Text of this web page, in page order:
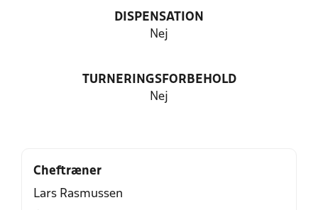
DISPENSATION
Nej
TURNERINGSFORBEHOLD
Nej
Cheftræner
Lars Rasmussen